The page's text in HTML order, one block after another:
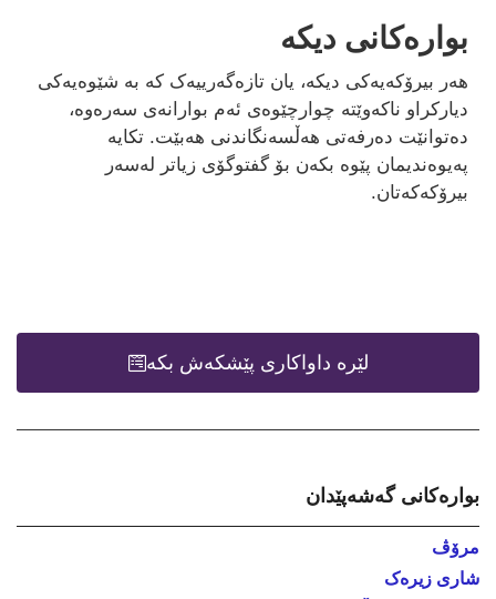
بوارەکانی دیکە
هەر بیرۆکەیەکی دیکە، یان تازەگەرییەک کە بە شێوەیەکی
دیارکراو ناکەوێتە چوارچێوەی ئەم بوارانەی سەرەوە،
دەتوانێت دەرفەتی هەڵسەنگاندنی هەبێت. تکایە
پەیوەندیمان پێوە بکەن بۆ گفتوگۆی زیاتر لەسەر
بیرۆکەکەتان.
لێرە داواکاری پێشکەش بکە
بوارەکانی گەشەپێدان
مرۆڤ
شاری زیرەک